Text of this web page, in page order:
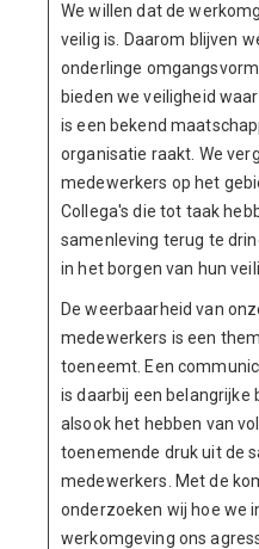
We willen dat de
veilig is. Daarom blijven
onderlinge
bieden we veiligheid
is een bekend
organisatie raakt. We
medewerkers op het
Collega's die tot taak
samenleving terug te
in het borgen van hun
De weerbaarheid van
medewerkers is een
toeneemt. Een
is daarbij een belangrijke
alsook het hebben van
toenemende druk uit de
medewerkers. Met de
onderzoeken wij hoe we
werkomgeving ons